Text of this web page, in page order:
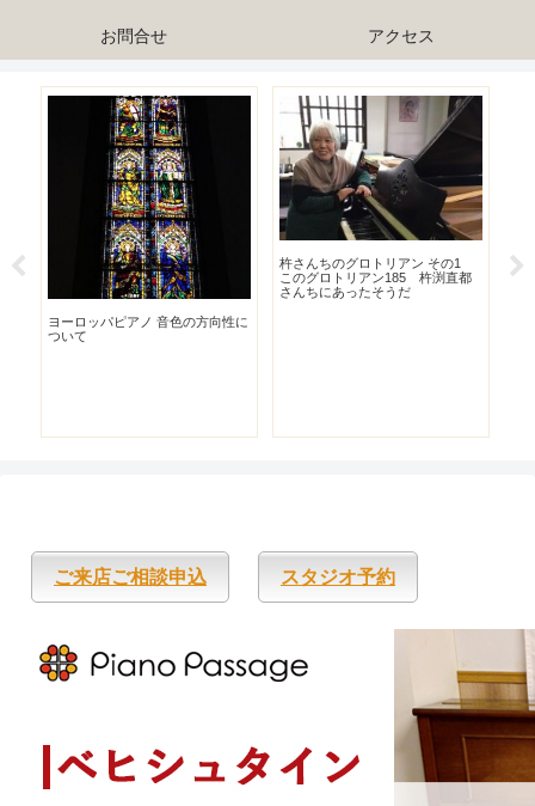
お問合せ アクセス
ヨーロッパピアノ 音色の方向性に
ついて
杵さんちのグロトリアン その1
このグロトリアン185 杵渕直都
さんちにあったそうだ
ご来店ご相談申込 スタジオ予約